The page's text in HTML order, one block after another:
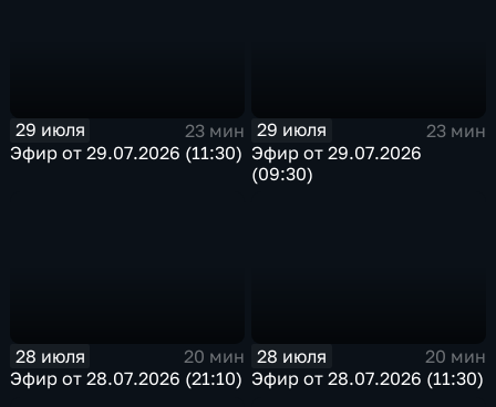
29 июля
23 мин
Эфир от 29.07.2026 (11:30)
29 июля
23 мин
Эфир от 29.07.2026
(09:30)
28 июля
20 мин
Эфир от 28.07.2026 (21:10)
28 июля
20 мин
Эфир от 28.07.2026 (11:30)